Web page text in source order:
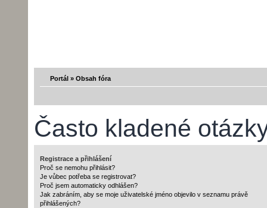
Portál» Obsah fóra
Často kladené
Registrace a přihlášení
Proč se nemohu přihlásit?
Je vůbec potřeba se registrovat?
Proč jsem automaticky odhlášen?
Jak zabráním, aby se moje uživatelské jméno objevilo v seznamu právě
přihlášených?